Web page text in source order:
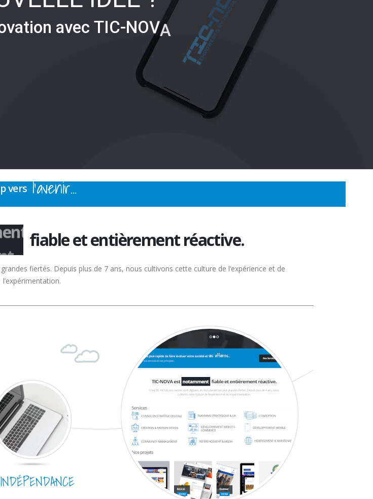
vation avec TIC-NOVA
vers l’avenir…
fiable et entièrement réactive.
fiertés. Depuis plus de 7 ans, nous cultivons cette culture de l’expérience et de
l’expérimentation.